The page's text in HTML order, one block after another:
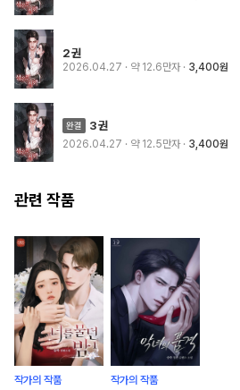
2권
2026.04.27 · 약 12.6만자 3,400원
3권
2026.04.27 · 약 12.5만자 3,400원
관련 작품
작가의 작품 작가의 작품